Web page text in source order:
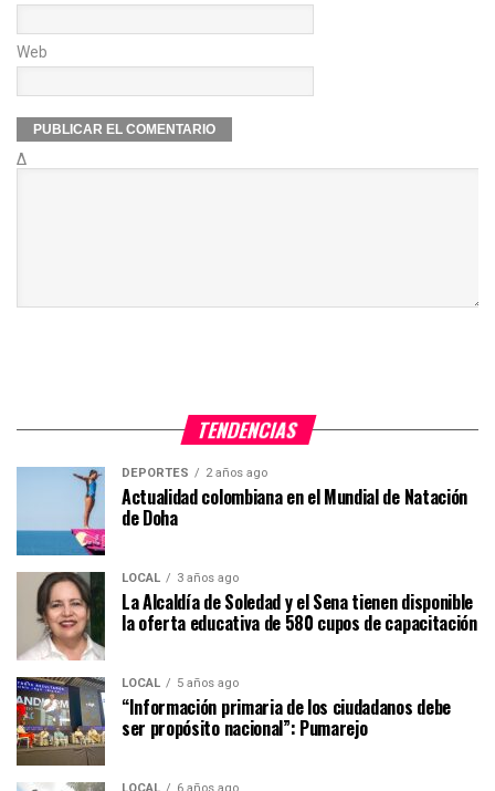
Web
Δ
TENDENCIAS
DEPORTES 2 años ago
Actualidad colombiana en el Mundial de Natación
de Doha
LOCAL 3 años ago
La Alcaldía de Soledad y el Sena tienen disponible
la oferta educativa de 580 cupos de capacitación
LOCAL 5 años ago
“Información primaria de los ciudadanos debe
ser propósito nacional”: Pumarejo